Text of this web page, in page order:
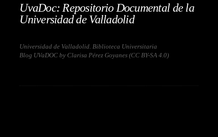
UvaDoc: Repositorio Documental de la
Universidad de Valladolid
Universidad de Valladolid. Biblioteca Universitaria
Blog UVaDOC by Clarisa Pérez Goyanes (CC BY-SA 4.0)